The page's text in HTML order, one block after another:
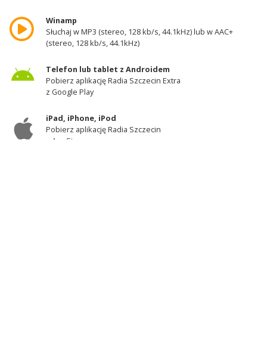
Winamp
Słuchaj w MP3 (stereo, 128 kb/s, 44.1kHz) lub w AAC+
(stereo, 128 kb/s, 44.1kHz)
Telefon lub tablet z Androidem
Pobierz aplikację Radia Szczecin Extra
z Google Play
iPad, iPhone, iPod
Pobierz aplikację Radia Szczecin
z AppStore